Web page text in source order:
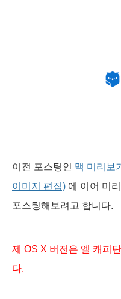
이전 포스팅인 맥 미리보
이미지 편집) 에 이어 미
포스팅해보려고 합니다.
제 OS X 버전은 엘 캐피
다.